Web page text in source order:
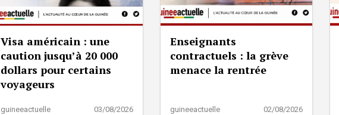
Visa américain : une
caution jusqu’à 20 000
dollars pour certains
voyageurs
guineeactuelle 03/08/2026
Enseignants
contractuels : la grève
menace la rentrée
guineeactuelle 02/08/2026